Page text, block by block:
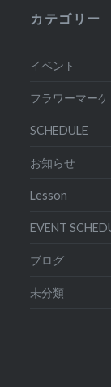
カテゴリー
イベント
フラワーマー
SCHEDULE
お知らせ
Lesson
EVENT
ブログ
未分類